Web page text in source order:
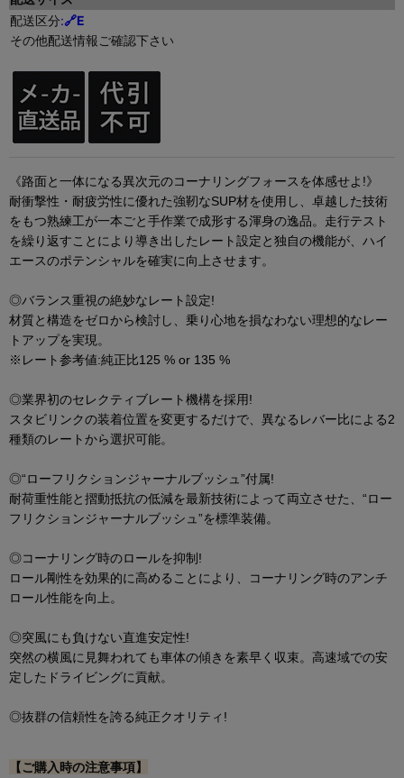
配送区分:🔗E
その他配送情報ご確認下さい
《路面と一体になる異次元のコーナリングフォースを体感せよ!》
耐衝撃性・耐疲労性に優れた強靭なSUP材を使用し、卓越した技術
をもつ熟練工が一本ごと手作業で成形する渾身の逸品。走行テスト
を繰り返すことにより導き出したレート設定と独自の機能が、ハイ
エースのポテンシャルを確実に向上させます。
◎バランス重視の絶妙なレート設定!
材質と構造をゼロから検討し、乗り心地を損なわない理想的なレー
トアップを実現。
※レート参考値:純正比125 % or 135 %
◎業界初のセレクティブレート機構を採用!
スタビリンクの装着位置を変更するだけで、異なるレバー比による2
種類のレートから選択可能。
◎“ローフリクションジャーナルブッシュ”付属!
耐荷重性能と摺動抵抗の低減を最新技術によって両立させた、“ロー
フリクションジャーナルブッシュ”を標準装備。
◎コーナリング時のロールを抑制!
ロール剛性を効果的に高めることにより、コーナリング時のアンチ
ロール性能を向上。
◎突風にも負けない直進安定性!
突然の横風に見舞われても車体の傾きを素早く収束。高速域での安
定したドライビングに貢献。
◎抜群の信頼性を誇る純正クオリティ!
【ご購入時の注意事項】